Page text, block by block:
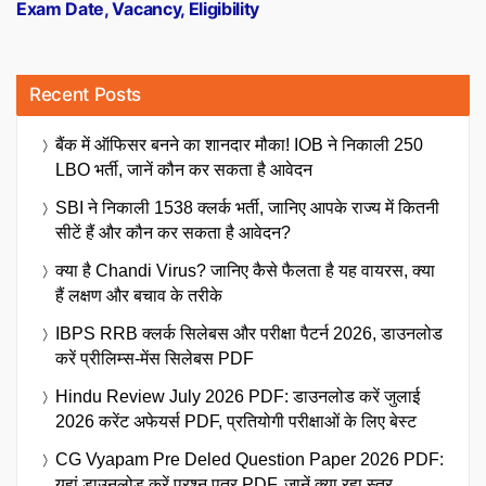
Exam Date, Vacancy, Eligibility
Recent Posts
बैंक में ऑफिसर बनने का शानदार मौका! IOB ने निकाली 250
LBO भर्ती, जानें कौन कर सकता है आवेदन
SBI ने निकाली 1538 क्लर्क भर्ती, जानिए आपके राज्य में कितनी
सीटें हैं और कौन कर सकता है आवेदन?
क्या है Chandi Virus? जानिए कैसे फैलता है यह वायरस, क्या
हैं लक्षण और बचाव के तरीके
IBPS RRB क्लर्क सिलेबस और परीक्षा पैटर्न 2026, डाउनलोड
करें प्रीलिम्स-मेंस सिलेबस PDF
Hindu Review July 2026 PDF: डाउनलोड करें जुलाई
2026 करेंट अफेयर्स PDF, प्रतियोगी परीक्षाओं के लिए बेस्ट
CG Vyapam Pre Deled Question Paper 2026 PDF: